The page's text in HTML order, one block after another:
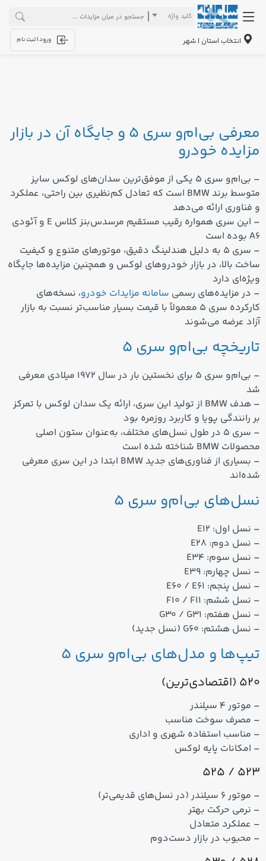
کلید واژه
انتخاب استان | شهر ورود | ثبت نام
معرفی بی‌ام‌و سری 5 و جایگاه آن در بازار
مزایده خودرو
– بی‌ام‌و سری 5 یکی از موفق‌ترین سدان‌های لوکس سایز
متوسط برند BMW است که تعادل کم‌نظیری بین راحتی، عملکرد
و فناوری ارائه می‌دهد
– این سری همواره رقیب مستقیم مرسدس‌بنز کلاس E و آئودی
A6 بوده است
– سری 5 به دلیل
هندلینگ دقیق، موتورهای متنوع و کیفیت
ساخت بالا، در بازار خودروهای لوکس و همچنین مزایده‌ها جایگاه
ویژه‌ای دارد
– در مزایده‌های رسمی سامانه مزایدات خودرو، نسخه‌های
کارکرده سری 5 معمولاً با قیمت بسیار مناسب‌تر نسبت به بازار
آزاد عرضه می‌شوند
تاریخچه بی‌ام‌و سری 5
– بی‌ام‌و سری 5 برای نخستین بار در سال ۱۹۷۲ میلادی
معرفی
شد
– هدف BMW از تولید این سری، ارائه یک سدان لوکس با تمرکز
بر رانندگی پویا و کاربرد روزمره بود
– سری 5 در طول نسل‌های مختلف، به‌عنوان ستون اصلی
محصولات BMW شناخته شده است
– بسیاری از فناوری‌های جدید BMW ابتدا در این سری معرفی
شده‌اند
نسل‌های بی‌ام‌و سری 5
– نسل اول: E12
– نسل دوم: E28
– نسل سوم: E34
– نسل چهارم: E39
– نسل پنجم: E60 / E61
– نسل ششم: F10 / F11
– نسل هفتم: G30 / G31
– نسل هشتم: G60 (نسل جدید)
تیپ‌ها و مدل‌های بی‌ام‌و سری 5
520 (اقتصادی‌ترین)
– موتور ۴ سیلندر
– مصرف سوخت مناسب
– مناسب استفاده شهری و اداری
– امکانات پایه لوکس
523 / 525
– موتور
(در نسل‌های قدیمی‌تر)
– نرمی حرکت بهتر
– عملکرد متعادل
– محبوب در بازار دست‌دوم